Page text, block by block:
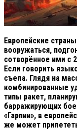
Европейские
вооружаться,
сотворённое ими с
Если говорить
съела. Глядя на
комбинированные
типы ракет,
барражирующих
«Гарпии», в
же может